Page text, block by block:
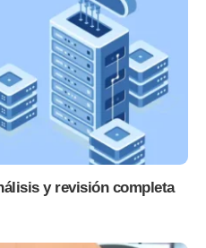
y revisión completa